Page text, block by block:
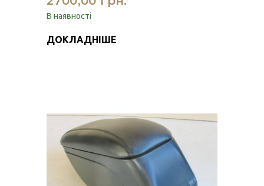
В наявності
ДОКЛАДНІШЕ